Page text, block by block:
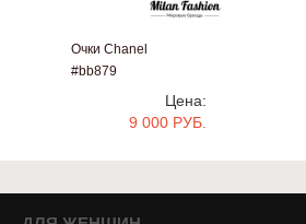
Очки Chanel
#bb879
Цена:
9 000 РУБ.